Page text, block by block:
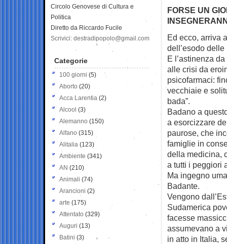
FORSE UN
Ed ecco, arriva
dell’esodo delle
E l’astinenza
alle crisi da
psicofarmaci:
vecchiaie e
bada”.
Badano a
a esorcizzare
paurose, che
famiglie in
della medicina,
a tutti i peggiori
Ma ingegno
Badante.
Vengono
Sudamerica
facesse
assumevano a
in atto in Italia,
Circolo Genovese di Cultura e
Politica
Diretto da Riccardo Fucile
Scrivici: destradipopolo@gmail.com
Categorie
100 giorni (5)
Aborto (20)
Acca Larentia (2)
Alcool (3)
Alemanno (150)
Alfano (315)
Alitalia (123)
Ambiente (341)
AN (210)
Animali (74)
Arancioni (2)
arte (175)
Attentato (329)
Auguri (13)
Batini (3)